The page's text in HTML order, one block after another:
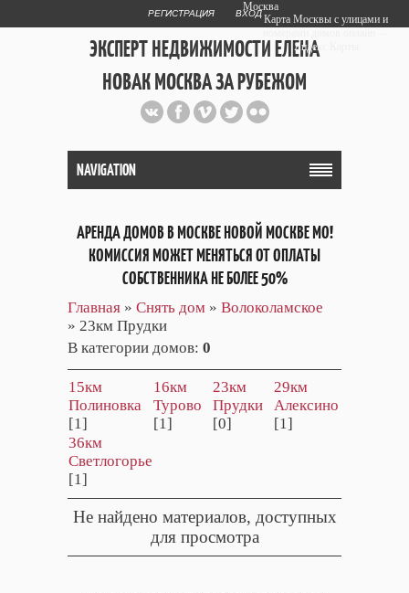
РЕГИСТРАЦИЯ ВХОД
ЭКСПЕРТ НЕДВИЖИМОСТИ ЕЛЕНА
НОВАК МОСКВА ЗА РУБЕЖОМ
Публичный сайт эксперта автора
web дизайнера+7 903 708 1884
NAVIGATION
АРЕНДА ДОМОВ В МОСКВЕ НОВОЙ МОСКВЕ МО!
КОМИССИЯ МОЖЕТ МЕНЯТЬСЯ ОТ ОПЛАТЫ
СОБСТВЕННИКА НЕ БОЛЕЕ 50%
Главная » Снять дом » Волоколамское
» 23км Прудки
В категории домов: 0
15км
Полиновка
[1]
16км
Турово
[1]
23км
Прудки
[0]
29км
Алексино
[1]
36км
Светлогорье
[1]
Не найдено материалов, доступных
для просмотра
Москва
Карта Москвы с улицами и
Яндекс.Карты